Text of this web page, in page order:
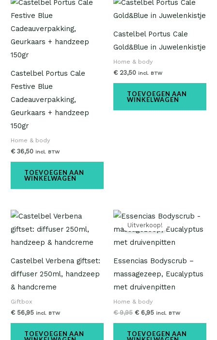
Castelbel Portus Cale
Festive Blue
Cadeauverpakking,
Geurkaars + handzeep
150gr
Home & body
€36,50 incl. BTW
TOEVOEGEN AAN
WINKELWAGEN
Castelbel Portus Cale
Gold&Blue in Juwelenkistje
Home & body
€23,50 incl. BTW
TOEVOEGEN AAN
WINKELWAGEN
Castelbel Verbena giftset:
diffuser 250ml, handzeep
& handcreme
Giftbox
€56,95 incl. BTW
TOEVOEGEN AAN
Uitverkoop!
Essencias Bodyscrub –
massagezeep, Eucalyptus
met druivenpitten
Home & body
€9,95
Oorspronkelijke
prijs
was:
€ 9,95.
€6,95
Huidige
prijs
is:
€ 6,95.
incl. BTW
TOEVOEGEN AAN